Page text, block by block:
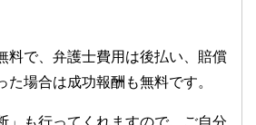
料で、弁護士費用は後払い、賠償
た場合は成功報酬も無料です。
」も行ってくれますので、ご自分